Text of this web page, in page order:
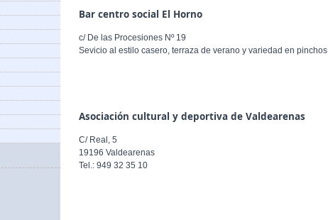
Bar centro social El Horno
c/ De las Procesiones Nº 19
Sevicio al estilo casero, terraza de verano y variedad en pinchos.
Asociación cultural y deportiva de Valdearenas
C/ Real, 5
19196 Valdearenas
Tel.: 949 32 35 10